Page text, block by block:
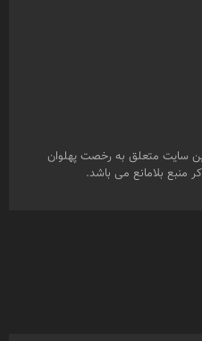
این سایت متعلق به رخصت پهلوان
منبع بلامانع می باشد.